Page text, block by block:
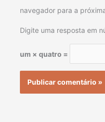
navegador para a
Digite uma resposta em
um × quatro =